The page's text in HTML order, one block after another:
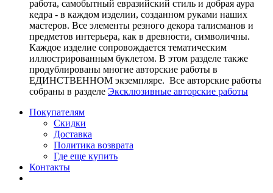
работа, самобытный евразийский стиль и добрая аура
кедра - в каждом изделии, созданном руками наших
мастеров. Все элементы резного декора талисманов и
предметов интерьера, как в древности, символичны.
Каждое изделие сопровождается тематическим
иллюстрированным буклетом. В этом разделе также
продублированы многие авторские работы в
ЕДИНСТВЕННОМ экземпляре. Все авторские работы
собраны в разделе Эксклюзивные авторские работы
Покупателям
Скидки
Доставка
Политика возврата
Где еще купить
Контакты